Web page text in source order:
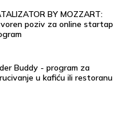
BY MOZZART:
poziv za online startap
Buddy - program za
u kafiću ili restoranu